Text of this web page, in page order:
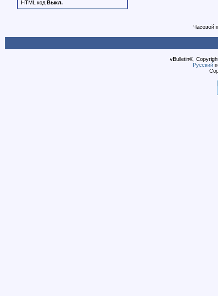
HTML код Выкл.
Часовой
vBulletin®,
Русский